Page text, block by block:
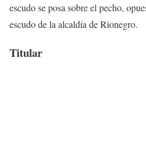
escudo se posa sobre el pecho,
escudo de la alcaldía de Rionegro.
Titular